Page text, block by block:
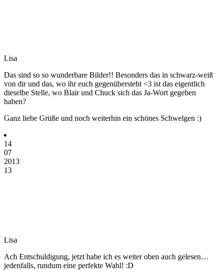
Lisa
Das sind so so wunderbare Bilder!! Besonders das in schwarz-weiß
von dir und das, wo ihr euch gegenübersteht <3 ist das eigentlich
dieselbe Stelle, wo Blair und Chuck sich das Ja-Wort gegeben
haben?
Ganz liebe Grüße und noch weiterhin ein schönes Schwelgen :)
14
07
2013
13
Lisa
Ach Entschuldigung, jetzt habe ich es weiter oben auch gelesen…
jedenfalls, rundum eine perfekte Wahl! :D